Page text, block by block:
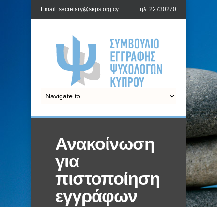
Email: secretary@seps.org.cy Τηλ: 22730270
Ανακοίνωση
για
πιστοποίηση
εγγράφων